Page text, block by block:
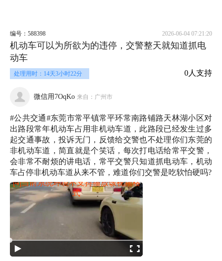
编号：588398 2026-06-04 07:21:20
机动车可以为所欲为的违停，交警整天就知道抓电
动车
处理用时：14天3小时22分 0人支持
微信用7OqKo 来自：广州市
#公共交通#东莞市常平镇常平环常南路铺路天林湖小区对
出路段常年机动车占用非机动车道，此路段已经发生过多
起交通事故，投诉无门，反馈给交警也不处理你们东莞的
非机动车道，简直就是个笑话，每次打电话给常平交警，
会非常不耐烦的讲电话，常平交警只知道抓电动车，机动
车占停非机动车道从来不管，难道你们交警是吃软怕硬吗?
[4]当前系统环境不支持播放该视频格
式